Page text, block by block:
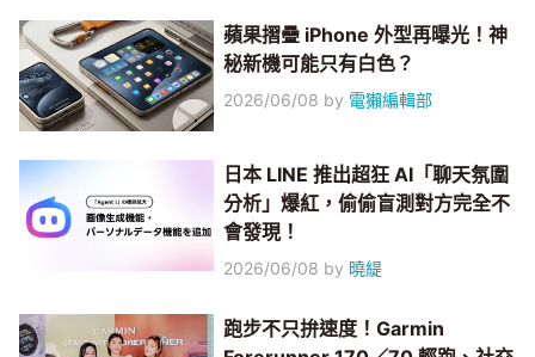
蘋果摺疊 iPhone 外型再曝光！神
秘新機可能只有白色？
2026/06/08 by 電獺編輯部
日本 LINE 推出超狂 AI「聊天氛圍
分析」爆紅，偷偷盲測對方完全不
會發現！
2026/06/08 by 曉緹
跑步不只拚速度！Garmin